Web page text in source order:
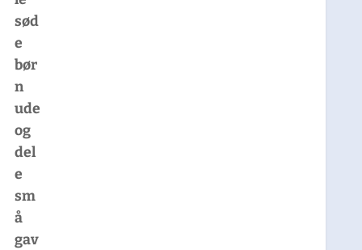
sød
e
bør
n
ude
og
del
e
sm
å
gav